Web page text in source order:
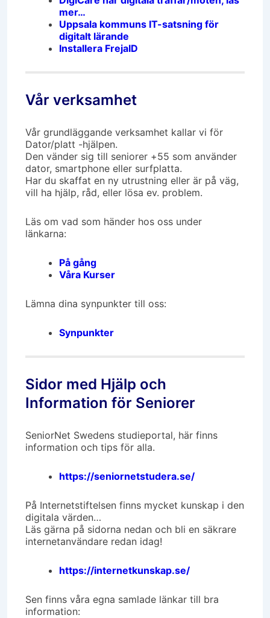
mer…
Uppsala kommuns IT-satsning för
digitalt lärande
Installera FrejaID
Vår verksamhet
Vår grundläggande verksamhet kallar vi för
Dator/platt -hjälpen.
Den vänder sig till seniorer +55 som använder
dator, smartphone eller surfplatta.
Har du skaffat en ny utrustning eller är på väg,
vill ha hjälp, råd, eller lösa ev. problem.
Läs om vad som händer hos oss under
länkarna:
På gång
Våra Kurser
Lämna dina synpunkter till oss:
Synpunkter
Sidor med Hjälp och
Information för Seniorer
SeniorNet Swedens studieportal, här finns
information och tips för alla.
https://seniornetstudera.se/
På Internetstiftelsen finns mycket kunskap i den
digitala värden…
Läs gärna på sidorna nedan och bli en säkrare
internetanvändare redan idag!
https://internetkunskap.se/
Sen finns våra egna samlade länkar till bra
information: